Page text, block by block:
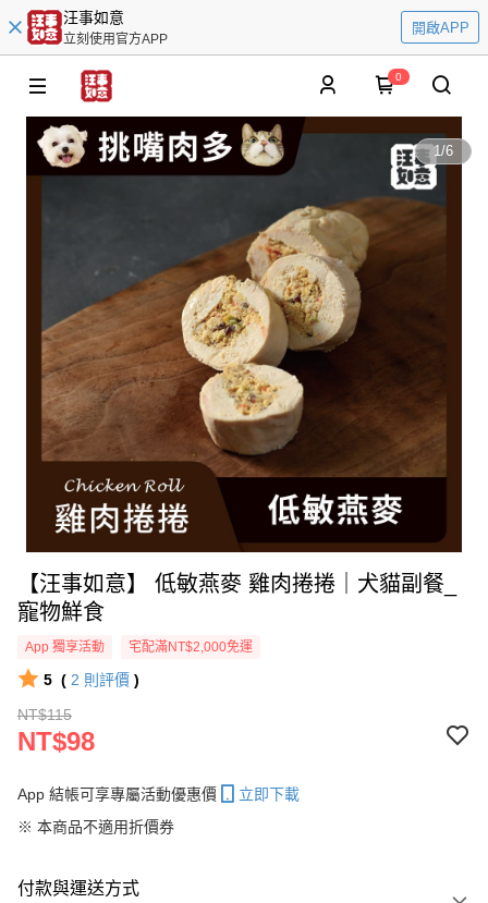
汪事如意
立刻使用官方APP
開啟APP
0
1/6
【汪事如意】 低敏燕麥 雞肉捲捲｜犬貓副餐_
寵物鮮食
App 獨享活動 宅配滿NT$2,000免運
5 ( 2 則評價 )
NT$115
NT$98
App 結帳可享專屬活動優惠價
立即下載
※ 本商品不適用折價券
付款與運送方式